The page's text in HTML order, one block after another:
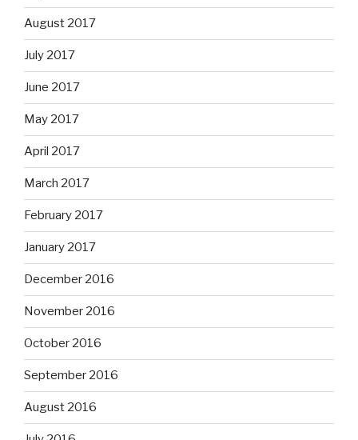
August 2017
July 2017
June 2017
May 2017
April 2017
March 2017
February 2017
January 2017
December 2016
November 2016
October 2016
September 2016
August 2016